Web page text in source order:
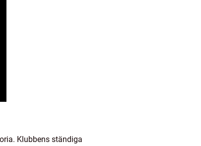
Klubbens ständiga